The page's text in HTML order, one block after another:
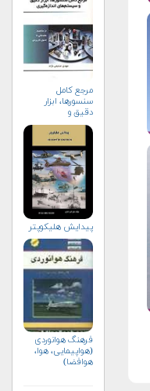
مرجع کامل
سنسورها، ابزار
دقیق و
سیستم‌های
اندازه‌گیری
پیدایش هلیکوپتر
فرهنگ هوانوردی
(هواپیمایی، هوا،
هوافضا)